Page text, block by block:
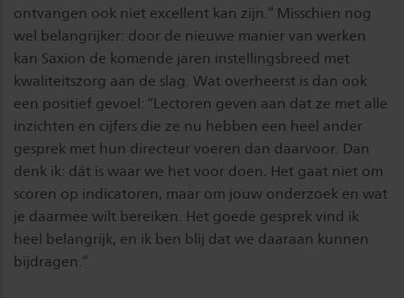
ontvangen ook niet excellent kan zijn.” Misschien nog
wel belangrijker: door de nieuwe manier van werken
kan Saxion de komende jaren instellingsbreed met
kwaliteitszorg aan de slag. Wat overheerst is dan ook
een positief gevoel: “Lectoren geven aan dat ze met alle
inzichten en cijfers die ze nu hebben een heel ander
gesprek met hun directeur voeren dan daarvoor. Dan
denk ik: dát is waar we het voor doen. Het gaat niet om
scoren op indicatoren, maar om jouw onderzoek en wat
je daarmee wilt bereiken. Het goede gesprek vind ik
heel belangrijk, en ik ben blij dat we daaraan kunnen
bijdragen.”